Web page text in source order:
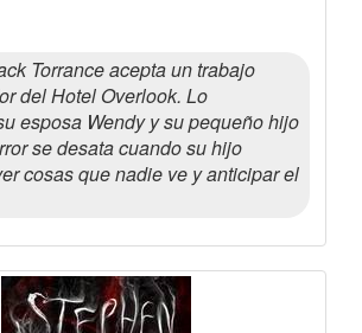
Torrance acepta un trabajo
del Hotel Overlook. Lo
esposa Wendy y su pequeño hijo
se desata cuando su hijo
cosas que nadie ve y anticipar el